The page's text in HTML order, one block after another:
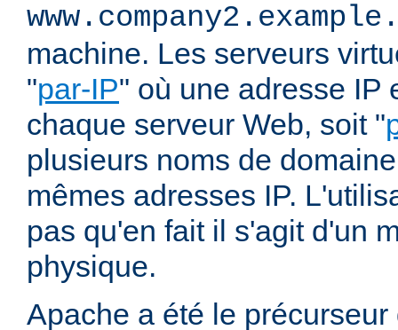
machine. Les serveurs
"par-IP" où une adresse IP
chaque serveur Web, soit "
plusieurs noms de
mêmes adresses IP.
pas qu'en fait il s'agit d'un
physique.
Apache a été le